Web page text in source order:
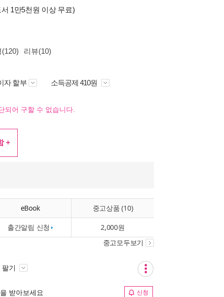
1만5천원 이상 무료)
(120) 리뷰(10)
자 할부 소득공제 410원
되어 구할 수 없습니다.
+
eBook 중고상품 (10)
출간알림 신청 2,000원
중고모두보기
팔기
받아보세요 신청